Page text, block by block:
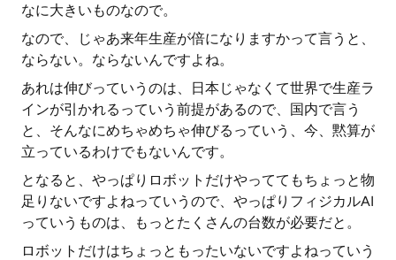
なに大きいものなので。
なので、じゃあ来年生産が倍になりますかって言うと、
ならない。ならないんですよね。
あれは伸びっていうのは、日本じゃなくて世界で生産ラ
インが引かれるっていう前提があるので、国内で言う
と、そんなにめちゃめちゃ伸びるっていう、今、黙算が
立っているわけでもないんです。
となると、やっぱりロボットだけやっててもちょっと物
足りないですよねっていうので、やっぱりフィジカルAI
っていうものは、もっとたくさんの台数が必要だと。
ロボットだけはちょっともったいないですよねっていう